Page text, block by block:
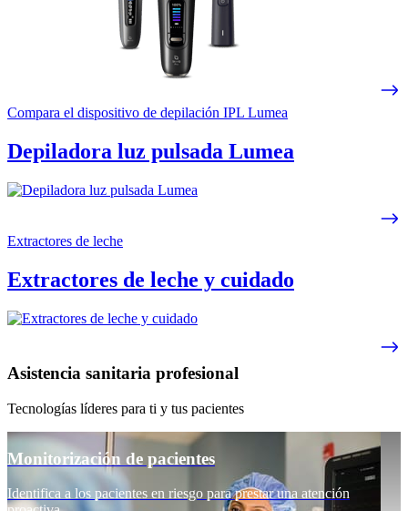
Compara el dispositivo de depilación IPL Lumea
Depiladora luz pulsada Lumea
Extractores de leche
Extractores de leche y cuidado
Asistencia sanitaria profesional
Tecnologías líderes para ti y tus pacientes
Monitorización de pacientes
Identifica a los pacientes en riesgo para prestar una atención